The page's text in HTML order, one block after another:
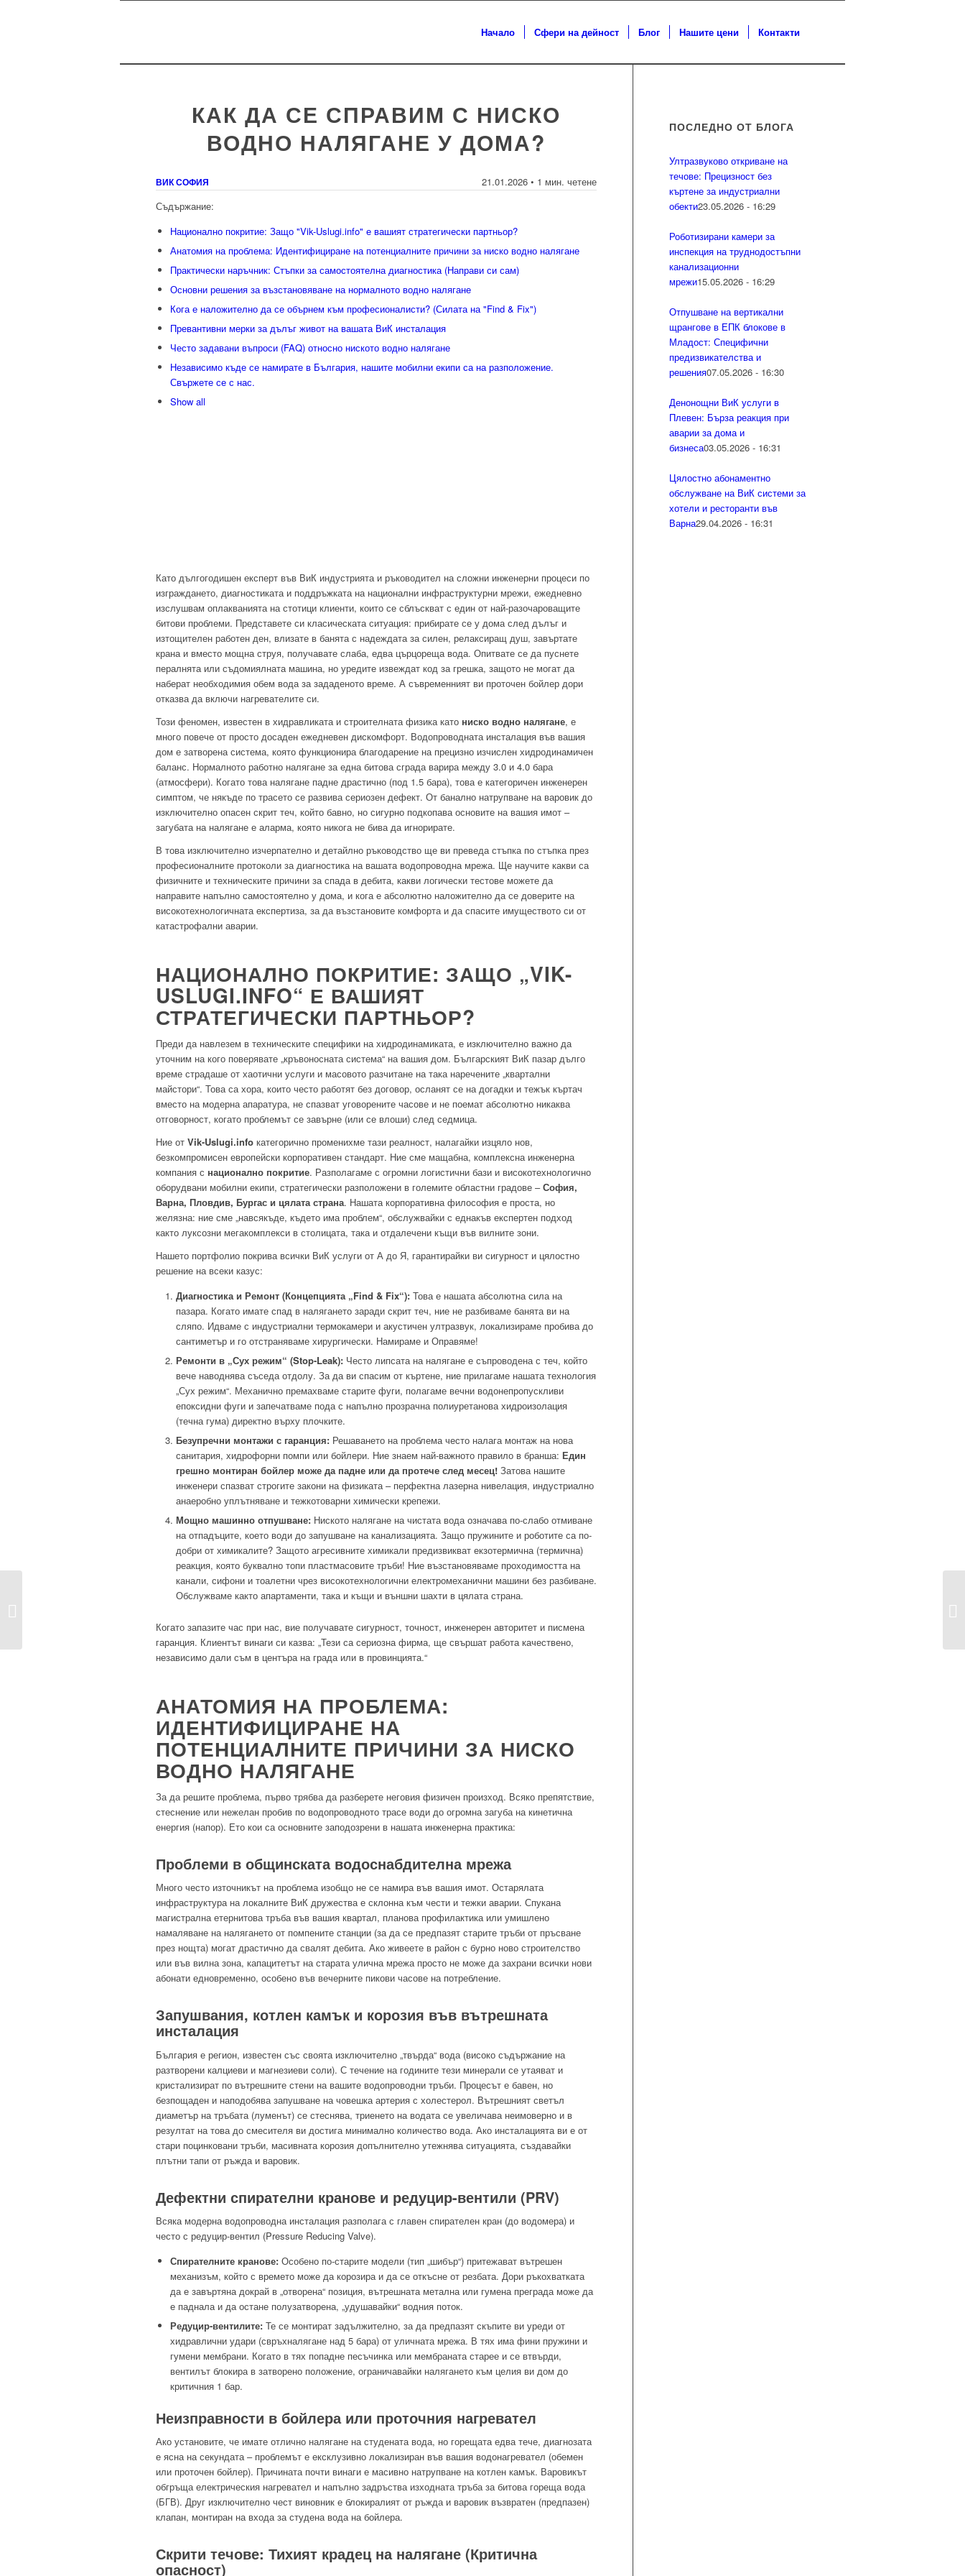
Начало Сфери на дейност Блог Нашите цени Контакти
КАК ДА СЕ СПРАВИМ С НИСКО
ВОДНО НАЛЯГАНЕ У ДОМА?
ВИК СОФИЯ
21.01.2026 • 1 мин. четене
Съдържание:
Национално покритие: Защо "Vik-Uslugi.info" е вашият стратегически партньор?
Анатомия на проблема: Идентифициране на потенциалните причини за ниско водно налягане
Практически наръчник: Стъпки за самостоятелна диагностика (Направи си сам)
Основни решения за възстановяване на нормалното водно налягане
Кога е наложително да се обърнем към професионалисти? (Силата на "Find & Fix")
Превантивни мерки за дълъг живот на вашата ВиК инсталация
Често задавани въпроси (FAQ) относно ниското водно налягане
Независимо къде се намирате в България, нашите мобилни екипи са на разположение.
Свържете се с нас.
Show all
Като дългогодишен експерт във ВиК индустрията и ръководител на сложни инженерни процеси по
изграждането, диагностиката и поддръжката на национални инфраструктурни мрежи, ежедневно
изслушвам оплакванията на стотици клиенти, които се сблъскват с един от най-разочароващите
битови проблеми. Представете си класическата ситуация: прибирате се у дома след дълъг и
изтощителен работен ден, влизате в банята с надеждата за силен, релаксиращ душ, завъртате
крана и вместо мощна струя, получавате слаба, едва църцореща вода. Опитвате се да пуснете
пералнята или съдомиялната машина, но уредите извеждат код за грешка, защото не могат да
наберат необходимия обем вода за зададеното време. А съвременният ви проточен бойлер дори
отказва да включи нагревателите си.
Този феномен, известен в хидравликата и строителната физика като ниско водно налягане, е
много повече от просто досаден ежедневен дискомфорт. Водопроводната инсталация във вашия
дом е затворена система, която функционира благодарение на прецизно изчислен хидродинамичен
баланс. Нормалното работно налягане за една битова сграда варира между 3.0 и 4.0 бара
(атмосфери). Когато това налягане падне драстично (под 1.5 бара), това е категоричен инженерен
симптом, че някъде по трасето се развива сериозен дефект. От банално натрупване на варовик до
изключително опасен скрит теч, който бавно, но сигурно подкопава основите на вашия имот –
загубата на налягане е аларма, която никога не бива да игнорирате.
В това изключително изчерпателно и детайлно ръководство ще ви преведа стъпка по стъпка през
професионалните протоколи за диагностика на вашата водопроводна мрежа. Ще научите какви са
физичните и техническите причини за спада в дебита, какви логически тестове можете да
направите напълно самостоятелно у дома, и кога е абсолютно наложително да се доверите на
високотехнологичната експертиза, за да възстановите комфорта и да спасите имуществото си от
катастрофални аварии.
НАЦИОНАЛНО ПОКРИТИЕ: ЗАЩО „VIK-
USLUGI.INFO“ Е ВАШИЯТ
СТРАТЕГИЧЕСКИ ПАРТНЬОР?
Преди да навлезем в техническите специфики на хидродинамиката, е изключително важно да
уточним на кого поверявате „кръвоносната система“ на вашия дом. Българският ВиК пазар дълго
време страдаше от хаотични услуги и масовото разчитане на така наречените „квартални
майстори“. Това са хора, които често работят без договор, осланят се на догадки и тежък къртач
вместо на модерна апаратура, не спазват уговорените часове и не поемат абсолютно никаква
отговорност, когато проблемът се завърне (или се влоши) след седмица.
Ние от Vik-Uslugi.info категорично променихме тази реалност, налагайки изцяло нов,
безкомпромисен европейски корпоративен стандарт. Ние сме мащабна, комплексна инженерна
компания с национално покритие. Разполагаме с огромни логистични бази и високотехнологично
оборудвани мобилни екипи, стратегически разположени в големите областни градове –София,
Варна, Пловдив, Бургас и цялата страна. Нашата корпоративна философия е проста, но
желязна: ние сме „навсякъде, където има проблем“, обслужвайки с еднакъв експертен подход
както луксозни мегакомплекси в столицата, така и отдалечени къщи във вилните зони.
Нашето портфолио покрива всички ВиК услуги от А до Я, гарантирайки ви сигурност и цялостно
решение на всеки казус:
Диагностика и Ремонт (Концепцията „Find & Fix“): Това е нашата абсолютна сила на
пазара. Когато имате спад в налягането заради скрит теч, ние не разбиваме банята ви на
сляпо. Идваме с индустриални термокамери и акустичен ултразвук, локализираме пробива до
сантиметър и го отстраняваме хирургически. Намираме и Оправяме!
Ремонти в „Сух режим“ (Stop-Leak): Често липсата на налягане е съпроводена с теч, който
вече наводнява съседа отдолу. За да ви спасим от къртене, ние прилагаме нашата технология
„Сух режим“. Механично премахваме старите фуги, полагаме вечни водонепропускливи
епоксидни фуги и запечатваме пода с напълно прозрачна полиуретанова хидроизолация
(течна гума) директно върху плочките.
Безупречни монтажи с гаранция: Решаването на проблема често налага монтаж на нова
санитария, хидрофорни помпи или бойлери. Ние знаем най-важното правило в бранша: Един
грешно монтиран бойлер може да падне или да протече след месец! Затова нашите
инженери спазват строгите закони на физиката – перфектна лазерна нивелация, индустриално
анаеробно уплътняване и тежкотоварни химически крепежи.
Мощно машинно отпушване: Ниското налягане на чистата вода означава по-слабо отмиване
на отпадъците, което води до запушване на канализацията. Защо пружините и роботите са по-
добри от химикалите? Защото агресивните химикали предизвикват екзотермична (термична)
реакция, която буквално топи пластмасовите тръби! Ние възстановяваме проходимостта на
канали, сифони и тоалетни чрез високотехнологични електромеханични машини без разбиване.
Обслужваме както апартаменти, така и къщи и външни шахти в цялата страна.
Когато запазите час при нас, вие получавате сигурност, точност, инженерен авторитет и писмена
гаранция. Клиентът винаги си казва: „Тези са сериозна фирма, ще свършат работа качествено,
независимо дали съм в центъра на града или в провинцията.“
АНАТОМИЯ НА ПРОБЛЕМА:
ИДЕНТИФИЦИРАНЕ НА
ПОТЕНЦИАЛНИТЕ ПРИЧИНИ ЗА НИСКО
ВОДНО НАЛЯГАНЕ
За да решите проблема, първо трябва да разберете неговия физичен произход. Всяко препятствие,
стеснение или нежелан пробив по водопроводното трасе води до огромна загуба на кинетична
енергия (напор). Ето кои са основните заподозрени в нашата инженерна практика:
Проблеми в общинската водоснабдителна мрежа
Много често източникът на проблема изобщо не се намира във вашия имот. Остарялата
инфраструктура на локалните ВиК дружества е склонна към чести и тежки аварии. Спукана
магистрална етернитова тръба във вашия квартал, планова профилактика или умишлено
намаляване на налягането от помпените станции (за да се предпазят старите тръби от пръсване
през нощта) могат драстично да свалят дебита. Ако живеете в район с бурно ново строителство
или във вилна зона, капацитетът на старата улична мрежа просто не може да захрани всички нови
абонати едновременно, особено във вечерните пикови часове на потребление.
Запушвания, котлен камък и корозия във вътрешната
инсталация
България е регион, известен със своята изключително „твърда“ вода (високо съдържание на
разтворени калциеви и магнезиеви соли). С течение на годините тези минерали се утаяват и
кристализират по вътрешните стени на вашите водопроводни тръби. Процесът е бавен, но
безпощаден и наподобява запушване на човешка артерия с холестерол. Вътрешният светъл
диаметър на тръбата (луменът) се стеснява, триенето на водата се увеличава неимоверно и в
резултат на това до смесителя ви достига минимално количество вода. Ако инсталацията ви е от
стари поцинковани тръби, масивната корозия допълнително утежнява ситуацията, създавайки
плътни тапи от ръжда и варовик.
Дефектни спирателни кранове и редуцир-вентили (PRV)
Всяка модерна водопроводна инсталация разполага с главен спирателен кран (до водомера) и
често с редуцир-вентил (Pressure Reducing Valve).
Спирателните кранове: Особено по-старите модели (тип „шибър“) притежават вътрешен
механизъм, който с времето може да корозира и да се откъсне от резбата. Дори ръкохватката
да е завъртяна докрай в „отворена“ позиция, вътрешната метална или гумена преграда може да
е паднала и да остане полузатворена, „удушавайки“ водния поток.
Редуцир-вентилите: Те се монтират задължително, за да предпазят скъпите ви уреди от
хидравлични удари (свръхналягане над 5 бара) от уличната мрежа. В тях има фини пружини и
гумени мембрани. Когато в тях попадне песъчинка или мембраната старее и се втвърди,
вентилът блокира в затворено положение, ограничавайки налягането към целия ви дом до
критичния 1 бар.
Неизправности в бойлера или проточния нагревател
Ако установите, че имате отлично налягане на студената вода, но горещата едва тече, диагнозата
е ясна на секундата – проблемът е ексклузивно локализиран във вашия водонагревател (обемен
или проточен бойлер). Причината почти винаги е масивно натрупване на котлен камък. Варовикът
обгръща електрическия нагревател и напълно задръства изходната тръба за битова гореща вода
(БГВ). Друг изключително чест виновник е блокиралият от ръжда и варовик възвратен (предпазен)
клапан, монтиран на входа за студена вода на бойлера.
Скрити течове: Тихият крадец на налягане (Критична
опасност)
ПОСЛЕДНО ОТ БЛОГА
Ултразвуково откриване на
течове: Прецизност без
къртене за индустриални
обекти23.05.2026 - 16:29
Роботизирани камери за
инспекция на труднодостъпни
канализационни
мрежи15.05.2026 - 16:29
Отпушване на вертикални
щрангове в ЕПК блокове в
Младост: Специфични
предизвикателства и
решения07.05.2026 - 16:30
Денонощни ВиК услуги в
Плевен: Бърза реакция при
аварии за дома и
бизнеса03.05.2026 - 16:31
Цялостно абонаментно
обслужване на ВиК системи за
хотели и ресторанти във
Варна29.04.2026 - 16:31